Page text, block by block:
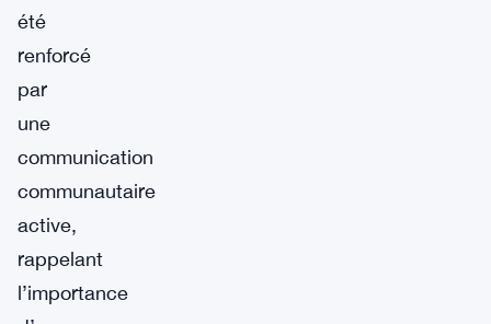
été
renforcé
par
une
communication
communautaire
active,
rappelant
l’importance